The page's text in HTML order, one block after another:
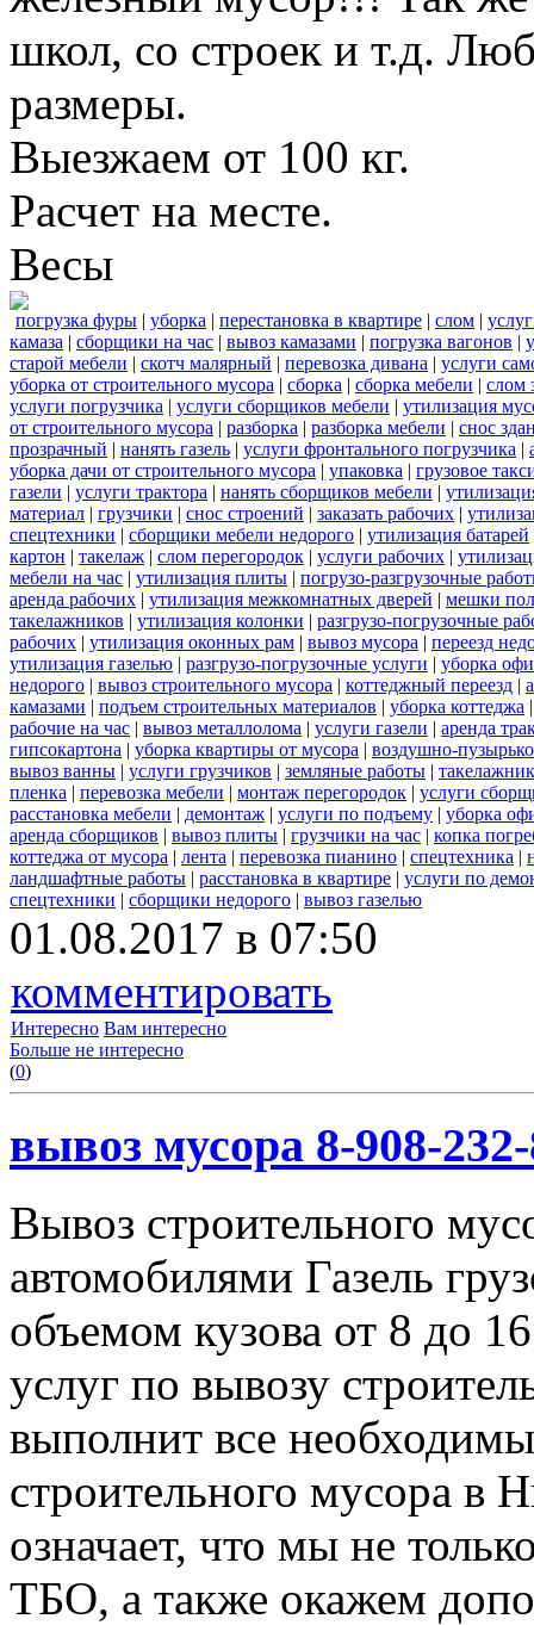
школ, со строек и т.д.
размеры.
Выезжаем от 100 кг.
Расчет на месте.
Весы
погрузка фуры | уборка | перестановка в квартире | слом |
камаза | сборщики на час | вывоз камазами | погрузка вагонов |
старой мебели | скотч малярный | перевозка дивана | услуги
уборка от строительного мусора | сборка | сборка мебели | слом
услуги погрузчика | услуги сборщиков мебели | утилизация
от строительного мусора | разборка | разборка мебели | снос
прозрачный | нанять газель | услуги фронтального погрузчика |
уборка дачи от строительного мусора | упаковка | грузовое
газели | услуги трактора | нанять сборщиков мебели |
материал | грузчики | снос строений | заказать рабочих |
спецтехники | сборщики мебели недорого | утилизация батарей
картон | такелаж | слом перегородок | услуги рабочих |
мебели на час | утилизация плиты | погрузо-разгрузочные
аренда рабочих | утилизация межкомнатных дверей | мешки
такелажников | утилизация колонки | разгрузо-погрузочные
рабочих | утилизация оконных рам | вывоз мусора | переезд
утилизация газелью | разгрузо-погрузочные услуги | уборка
недорого | вывоз строительного мусора | коттеджный переезд |
камазами | подъем строительных материалов | уборка коттеджа
рабочие на час | вывоз металлолома | услуги газели | аренда
гипсокартона | уборка квартиры от мусора | воздушно-
вывоз ванны | услуги грузчиков | земляные работы |
пленка | перевозка мебели | монтаж перегородок | услуги
расстановка мебели | демонтаж | услуги по подъему | уборка
аренда сборщиков | вывоз плиты | грузчики на час | копка
коттеджа от мусора | лента | перевозка пианино | спецтехника |
ландшафтные работы | расстановка в квартире | услуги по
спецтехники | сборщики недорого | вывоз газелью
01.08.2017 в 07:50
комментировать
Интересно Вам интересно
Больше не интересно
(0)
вывоз мусора 8-908-
Вывоз строительного
автомобилями Газель
объемом кузова от 8 до
услуг по вывозу
выполнит все
строительного мусора в
означает, что мы не
ТБО, а также окажем